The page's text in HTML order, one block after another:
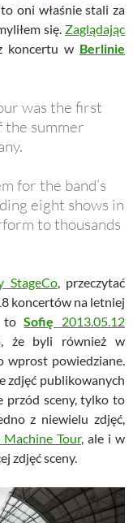
to oni właśnie stali za
się. Zaglądając
koncertu w Berlinie
was the first
summer
for the band’s
eight shows in
to thousands
StageCo, przeczytać
koncertów na letniej
toSofię 2013.05.12
że byli również w
wprost powiedziane.
zdjęć publikowanych
przód sceny, tylko to
z niewielu zdjęć,
Machine Tour, ale i w
zdjęć sceny.